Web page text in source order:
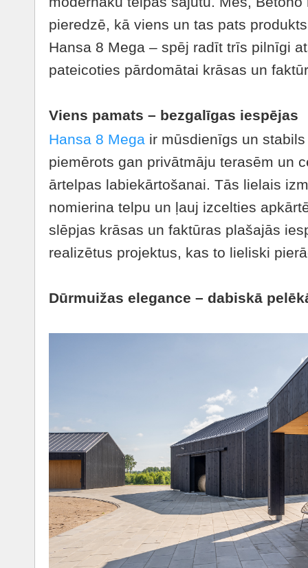
pieredzē, kā viens un tas pats
Hansa 8 Mega – spēj radīt trīs pilnīgi
pateicoties pārdomātai krāsas un
Viens pamats – bezgalīgas iespējas
Hansa 8 Mega ir mūsdienīgs un
piemērots gan privātmāju terasēm un
ārtelpas labiekārtošanai. Tās lielais
nomierina telpu un ļauj izcelties
slēpjas krāsas un faktūras plašajās
realizētus projektus, kas to lieliski
Dūrmuižas elegance – dabiskā